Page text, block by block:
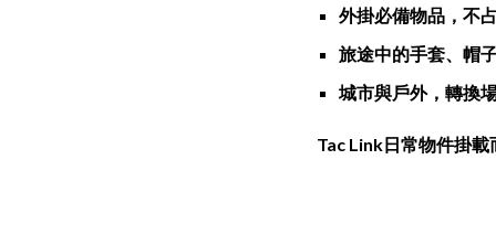
外掛必備物品，不
旅途中的手套、帽
城市與戶外，轉換
Tac Link日常物件掛